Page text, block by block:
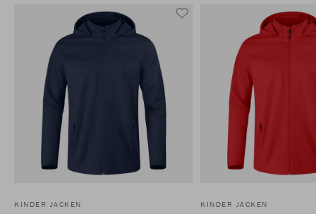
KINDER JACKEN KINDER JACKEN